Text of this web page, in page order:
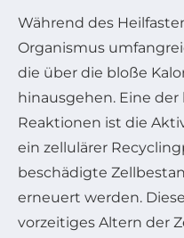
Während des
Organismus
die über die bloße
hinausgehen. Eine
Reaktionen ist die
ein zellulärer
beschädigte
erneuert werden.
vorzeitiges Altern der